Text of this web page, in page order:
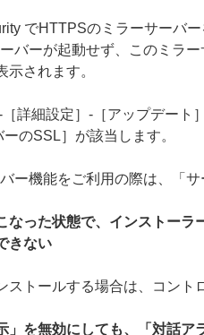
でHTTPSのミラーサーバ
バーが起動せず、このミラ
示されます。
詳細設定］-［アップデー
ーのSSL］が該当します。
ー機能をご利用の際は、「
なった状態で、インストー
きない
ストールする場合は、コン
」を無効にしても、「対話